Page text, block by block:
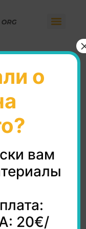
о
вам
20€/